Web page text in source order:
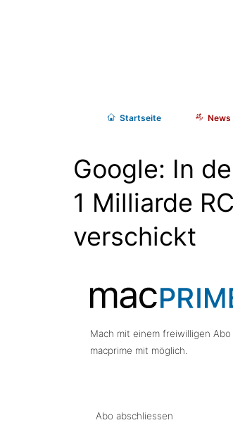
Startseite News
Google: In
1 Milliarde
verschickt
Mach mit einem freiwilligen Abo
macprime mit möglich.
Abo abschliessen